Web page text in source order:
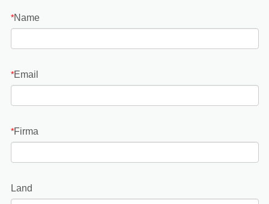
*Name
*Email
*Firma
Land